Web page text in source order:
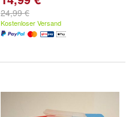
24,99 €
Kostenloser Versand